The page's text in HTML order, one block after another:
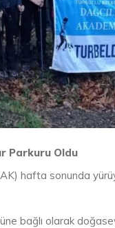
Parkuru Oldu
hafta sonunda
bağlı olarak